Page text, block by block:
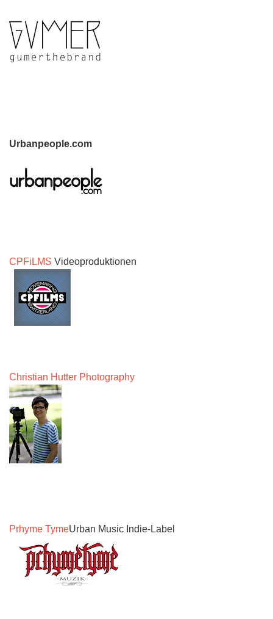
Urbanpeople.com
CPFiLMS Videoproduktionen
Christian Hutter Photography
Prhyme TymeUrban Music Indie-Label